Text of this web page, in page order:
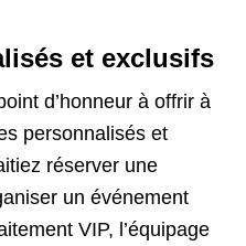
et exclusifs
d’honneur à offrir à
personnalisés et
réserver une
un événement
VIP, l’équipage